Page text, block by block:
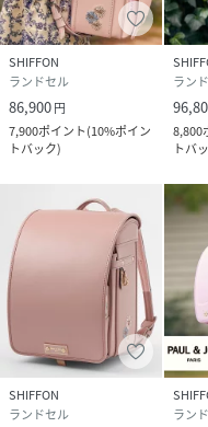
機能詳細
A4フラットファイル対応
A4フラットファイルが
の収納力。
大容量キューブ型、大
背カン：フィットちゃん?
体にフィットし、荷物
ットちゃん?を採用。
肩ベルトは片方ずつ動
SHIFFON
ランドセル
86,900円
7,900ポイント(10%ポイン
トバック)
ラン
8,800
トバ
SHIFFON
ランドセル
ラン